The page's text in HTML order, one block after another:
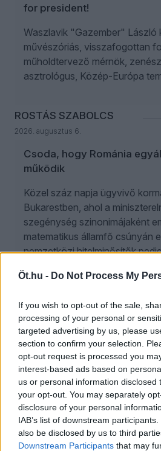
Öt.hu - Do Not Process My
If you wish to opt-out of the sale,
processing of your personal or
targeted advertising by us, please
section to confirm your selection.
opt-out request is processed you
interest-based ads based on
us or personal information disclosed
your opt-out. You may separately
disclosure of your personal
IAB’s list of downstream
also be disclosed by us to third
Downstream Participants that may
for president!
Waszlavik "Gazember" László
művészóriás, visszafogottan
műholdtervező mérnök,
asztrológus, Közép-Európa
ROSTÁS SZABOLCS
2026. augusztus 6.
Csoda, hogy Románia
működik
Közel száz napja ügyvivő
Bukarestben, ahol a
szegénység szinonimájaként
matematikus államfő csúnyán
nemzetközi hitelminősítők
ország gazdaságára.
ÖT
2026. augusztus 6.
Schiffer András: Szégyen,
kormányzás címén művel
A Közelkép nyári kiadásában
Gavra Gábor többek közt az
köztársasági elnök-jelölésről
Péter kormányzásáról is